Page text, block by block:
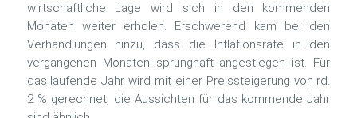
wirtschaftliche Lage wird sich in den kommenden
Monaten weiter erholen. Erschwerend kam bei den
Verhandlungen hinzu, dass die Inflationsrate in den
vergangenen Monaten sprunghaft angestiegen ist. Für
das laufende Jahr wird mit einer Preissteigerung von rd.
2 % gerechnet, die Aussichten für das kommende Jahr